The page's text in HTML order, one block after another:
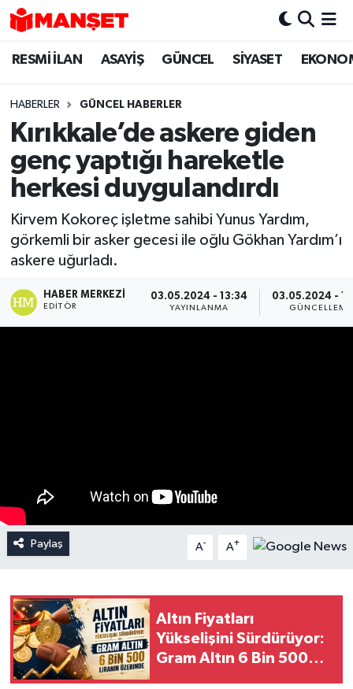
RESMİ İLAN ASAYİŞ GÜNCEL SİYASET
HABERLER GÜNCEL HABERLER
Kırıkkale’de askere giden
genç yaptığı hareketle
herkesi duygulandırdı
Kirvem Kokoreç işletme sahibi Yunus Yardım,
görkemli bir asker gecesi ile oğlu Gökhan Yardım’ı
askere uğurladı.
HABER MERKEZI
EDITÖR
03.05.2024 - 13:34
YAYINLANMA
03.05.2024 -
GÜNCELLEME
Paylaş A- A+
Altın Fiyatları
Yükselişini Sürdürüyor:
Gram Altın 6 Bin 500
Hava Durumu
Trafik Durumu
Süper Lig Puan Durumu ve Fikstür
Tüm Manşetler
Son Dakika Haberleri
Haber Arşivi